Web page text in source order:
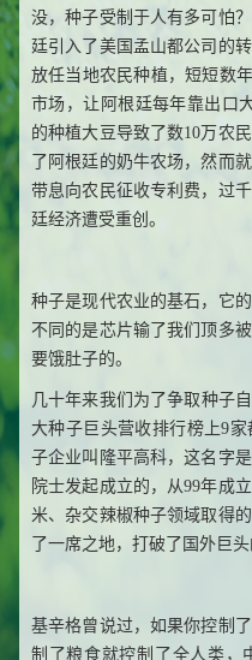
没，种子受制于人有多可怕
廷引入了美国孟山都公司的
放任当地农民种植，短短数
市场，让阿根廷每年靠出口
的种植大豆导致了数10万农
了阿根廷的奶牛农场，然而
带息向农民征收专利费，过
廷经济遭受重创。
种子是现代农业的基石，它
不同的是芯片输了我们顶多
要饿肚子的。
几十年来我们为了争取种子
大种子巨头营收排行榜上9
子企业叫隆平高科，这名字
院士发起成立的，从99年成
米、杂交辣椒种子领域取得
了一席之地，打破了国外巨头
基辛格曾说过，如果你控制
制了粮食就控制了全人类，